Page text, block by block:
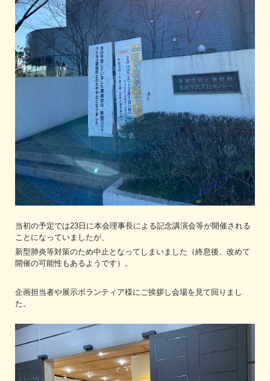
当初の予定では23日に本会理事長による記念講演会等が開催される
ことになっていましたが、
新型肺炎等対策のため中止となってしまいました（終息後、改めて
開催の可能性もあるようです）。
企画担当者や展示ボランティア様にご挨拶し会場を見て回りまし
た。